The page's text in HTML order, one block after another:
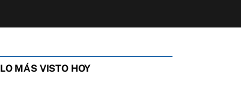
LO MÁS VISTO HOY